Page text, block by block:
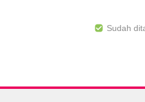
Sudah